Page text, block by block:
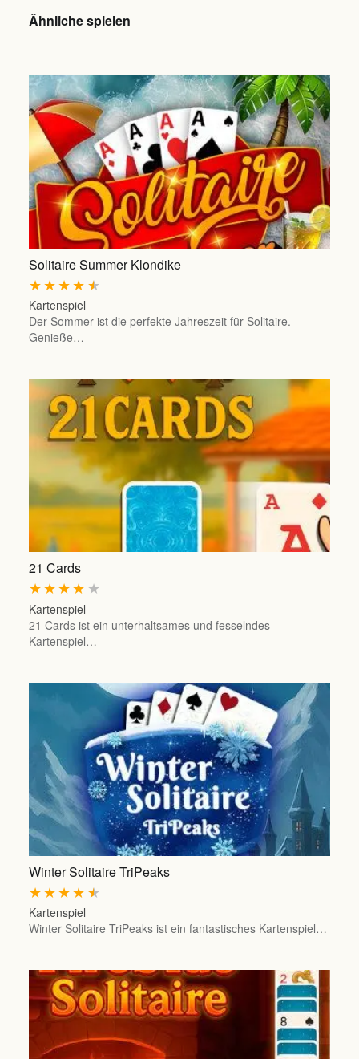
Ähnliche spielen
Solitaire Summer Klondike
★
★
★
★
★
Kartenspiel
Der Sommer ist die perfekte Jahreszeit für Solitaire.
Genieße…
21 Cards
★
★
★
★
★
Kartenspiel
21 Cards ist ein unterhaltsames und fesselndes
Kartenspiel…
Winter Solitaire TriPeaks
★
★
★
★
★
Kartenspiel
Winter Solitaire TriPeaks ist ein fantastisches Kartenspiel…